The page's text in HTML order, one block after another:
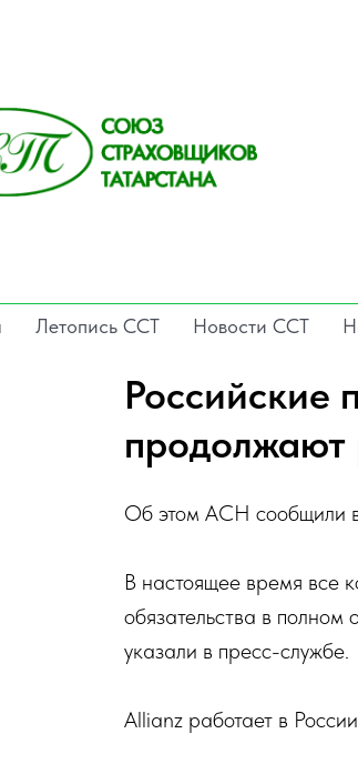
Летопись ССТ Новости ССТ
Российские
Об этом АСН сообщили в
В настоящее время все
обязательства в полном
указали в пресс-службе.
Allianz работает в